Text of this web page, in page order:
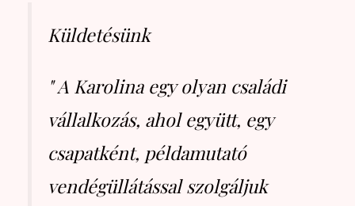
Küldetésünk
" A Karolina egy olyan családi
vállalkozás, ahol együtt, egy
csapatként, példamutató
vendégüllátással szolgáljuk